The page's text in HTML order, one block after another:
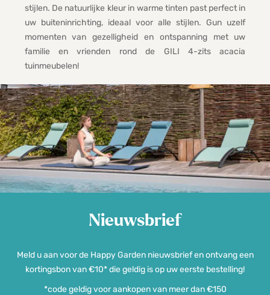
stijlen. De natuurlijke kleur in warme tinten past perfect in
uw buiteninrichting, ideaal voor alle stijlen. Gun uzelf
momenten van gezelligheid en ontspanning met uw
familie en vrienden rond de GILI 4-zits acacia
tuinmeubelen!
Nieuwsbrief
Meld u aan voor de Happy Garden nieuwsbrief en ontvang een
kortingsbon van €10* die geldig is op uw eerste bestelling!
*code geldig voor aankopen van meer dan €150